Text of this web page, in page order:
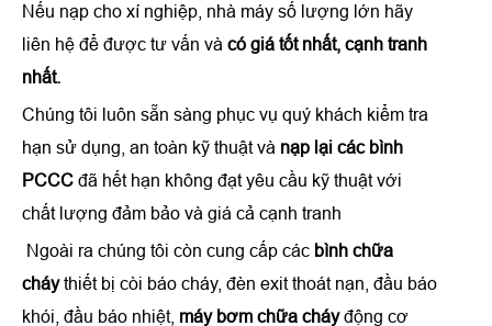
Nếu nạp cho xí nghiệp, nhà máy số lượng lớn hãy
liên hệ để được tư vấn và có giá tốt nhất, cạnh tranh
nhất.
Chúng tôi luôn sẵn sàng phục vụ quý khách kiểm tra
hạn sử dụng, an toàn kỹ thuật và nạp lại các bình
PCCC đã hết hạn không đạt yêu cầu kỹ thuật với
chất lượng đảm bảo và giá cả cạnh tranh
Ngoài ra chúng tôi còn cung cấp các bình chữa
cháythiết bị còi báo cháy, đèn exit thoát nạn, đầu báo
khói, đầu báo nhiệt, máy bơm chữa cháyđộng cơ